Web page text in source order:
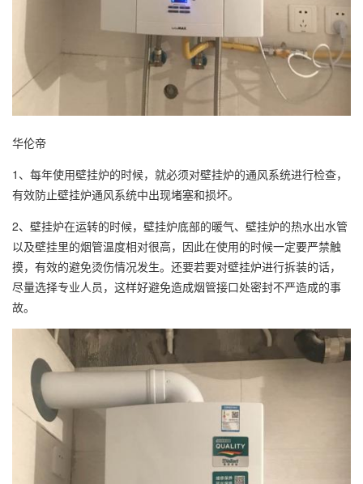
华伦帝
1、每年使用壁挂炉的时候，就必须对壁挂炉的通风系统进行检查，
有效防止壁挂炉通风系统中出现堵塞和损坏。
2、壁挂炉在运转的时候，壁挂炉底部的暖气、壁挂炉的热水出水管
以及壁挂里的烟管温度相对很高，因此在使用的时候一定要严禁触
摸，有效的避免烫伤情况发生。还要若要对壁挂炉进行拆装的话，
尽量选择专业人员，这样好避免造成烟管接口处密封不严造成的事
故。